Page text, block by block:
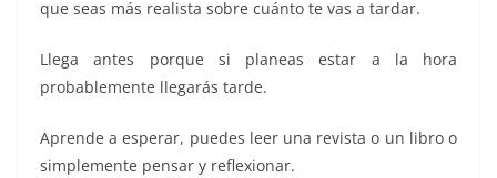
que seas más realista sobre cuánto te vas a tardar.
Llega antes porque si planeas estar a la hora
probablemente llegarás tarde.
Aprende a esperar, puedes leer una revista o un libro o
simplemente pensar y reflexionar.